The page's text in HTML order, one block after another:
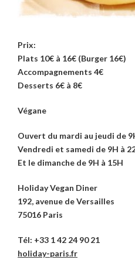
Prix:
Plats 10€ à 16€ (Burger 16€)
Accompagnements 4€
Desserts 6€ à 8€
Végane
Ouvert du mardi au jeudi de
Vendredi et samedi de 9H à
Et le dimanche de 9H à 15H
Holiday Vegan Diner
192, avenue de Versailles
75016 Paris
Tél: +33 1 42 24 90 21
holiday-paris.fr